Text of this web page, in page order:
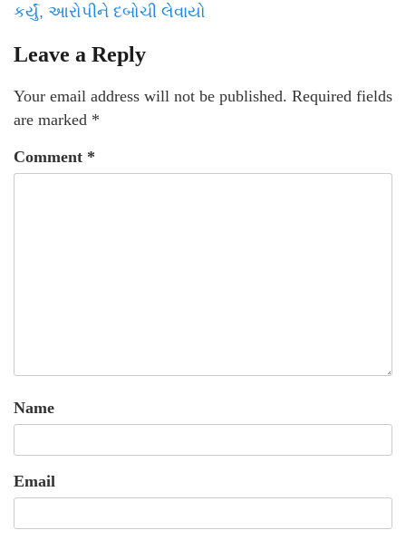
કર્યું, આરોપીને દબોચી લેવાયો
Leave a Reply
Your email address will not be published. Required fields
are marked *
Comment *
Name
Email